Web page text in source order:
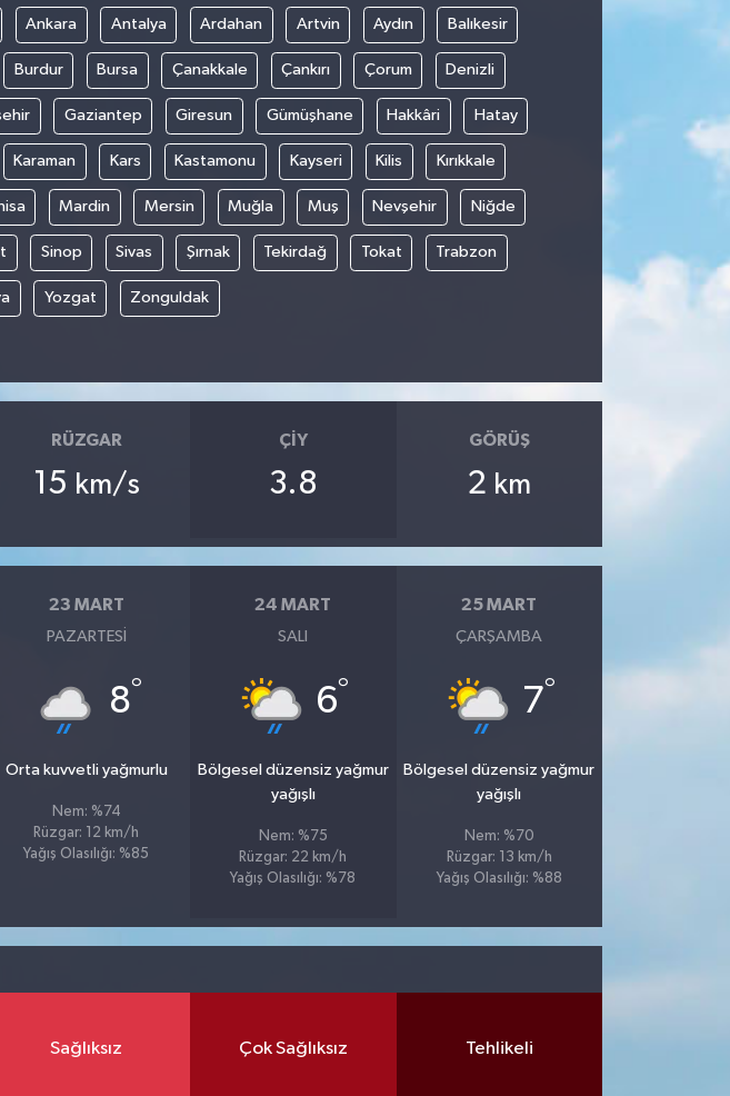
Ankara Antalya Ardahan Artvin Aydın Balıkesir
Burdur Bursa Çanakkale Çankırı Çorum Denizli
Gaziantep Giresun Gümüşhane Hakkâri Hatay
Karaman Kars Kastamonu Kayseri Kilis Kırıkkale
Mardin Mersin Muğla Muş Nevşehir Niğde
Sinop Sivas Şırnak Tekirdağ Tokat Trabzon
Yozgat Zonguldak
RÜZGAR
15 km/s
ÇIY
3.8
GÖRÜŞ
2 km
23 MART
PAZARTESI
8°
Orta kuvvetli yağmurlu
Nem: %74
Rüzgar: 12 km/h
Yağış Olasılığı: %85
24 MART
SALI
6°
Bölgesel düzensiz yağmur
yağışlı
Nem: %75
Rüzgar: 22 km/h
Yağış Olasılığı: %78
25 MART
ÇARŞAMBA
7°
Bölgesel düzensiz yağmur
yağışlı
Nem: %70
Rüzgar: 13 km/h
Yağış Olasılığı: %88
Sağlıksız Çok Sağlıksız Tehlikeli